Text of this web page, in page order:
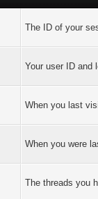
The ID of your
Your user ID and
When you last
When you were
The threads you